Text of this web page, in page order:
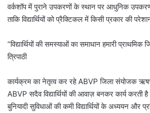
वर्कशॉप में पुराने उपकरणों के स्थान पर आधुनिक
ताकि विद्यार्थियों को प्रैक्टिकल में किसी प्रकार की
“विद्यार्थियों की समस्याओं का समाधान हमारी
त्रिपाठी
कार्यक्रम का नेतृत्व कर रहे ABVP जिला संयोजक
ABVP सदैव विद्यार्थियों की आवाज़ बनकर कार्य
बुनियादी सुविधाओं की कमी विद्यार्थियों के अध्ययन और